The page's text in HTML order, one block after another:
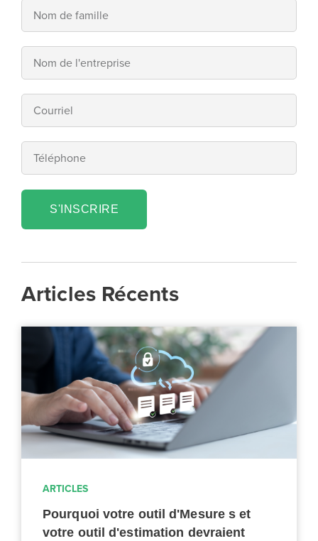
S'INSCRIRE
Articles Récents
ARTICLES
Pourquoi votre outil d'Mesure s et
votre outil d'estimation devraient